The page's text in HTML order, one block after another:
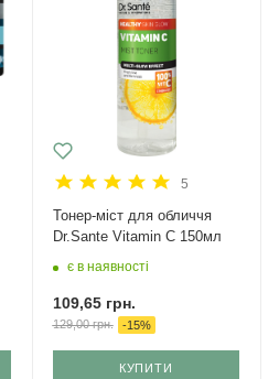
5
Тонер-міст для обличчя
Dr.Sante Vitamin C 150мл
є в наявності
109,65грн.
129,00грн. -15%
КУПИТИ